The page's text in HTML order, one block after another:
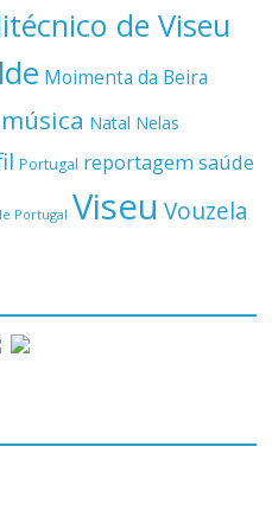
de Viseu
Moimenta da Beira
música Natal Nelas
Portugal reportagemsaúde
Portugal Viseu Vouzela